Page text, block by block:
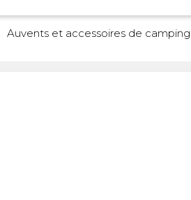
de
Gaz
Auvents et accessoires de camping